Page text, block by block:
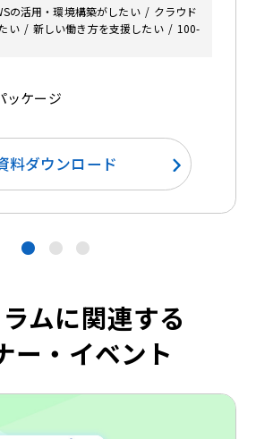
の活用・環境構築がしたい
クラウド
い
新しい働き方を支援したい
100-
ッケージ
料ダウンロード
● ● ●
ムに関連する
ー・イベント